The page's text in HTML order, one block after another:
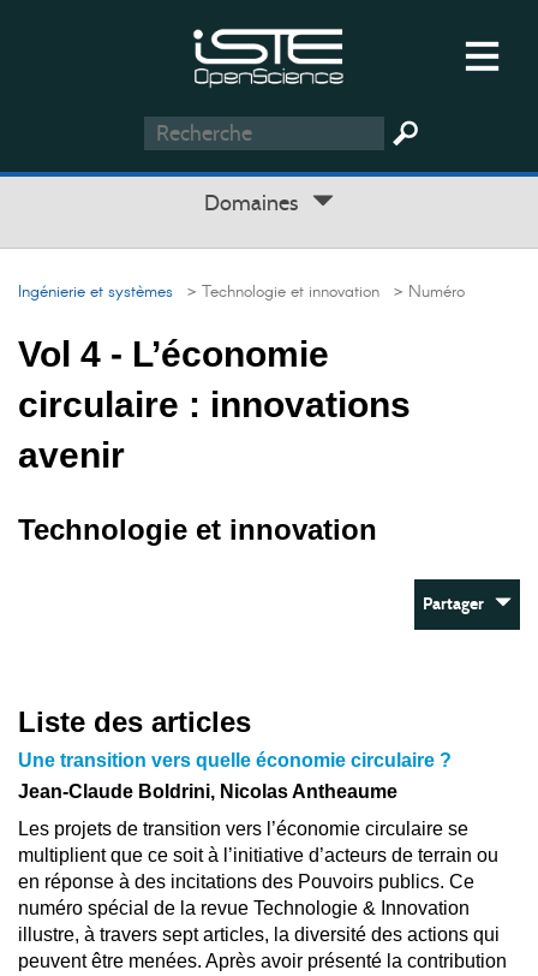
Domaines
Ingénierie et systèmes > Technologie et innovation > Numéro
Vol 4 - L’économie
circulaire : innovations
avenir
Technologie et innovation
Partager
Liste des articles
Une transition vers quelle économie circulaire ?
Jean-Claude Boldrini, Nicolas Antheaume
Les projets de transition vers l’économie circulaire se
multiplient que ce soit à l’initiative d’acteurs de terrain ou
en réponse à des incitations des Pouvoirs publics. Ce
numéro spécial de la revue Technologie & Innovation
illustre, à travers sept articles, la diversité des actions qui
peuvent être menées. Après avoir présenté la contribution